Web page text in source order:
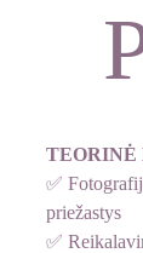
TEORINĖ
✅
priežastys
✅